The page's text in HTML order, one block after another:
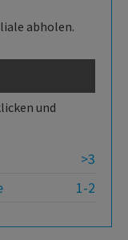
abholen.
und
>3
1-2